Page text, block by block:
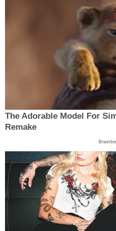
The Adorable Model For
Remake